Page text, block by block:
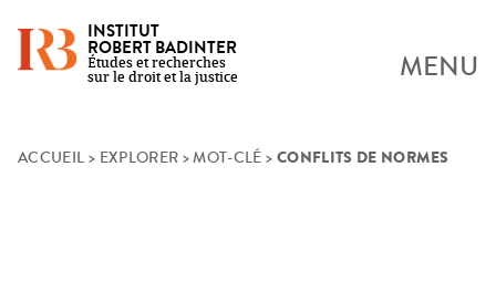
Skip
INSTITUT
ROBERT BADINTER
Études et recherches
sur le droit et la justice
MENU
ACCUEIL > EXPLORER >MOT-CLÉ > CONFLITS DE NORMES